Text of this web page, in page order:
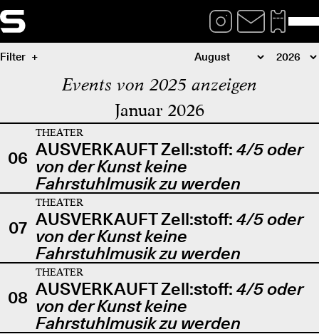
Filter
Events von 2025 anzeigen
Januar 2026
06
THEATER
AUSVERKAUFT Zell:stoff: 4/5 oder
von der Kunst keine
Fahrstuhlmusik zu werden
07
THEATER
AUSVERKAUFT Zell:stoff: 4/5 oder
von der Kunst keine
Fahrstuhlmusik zu werden
08
THEATER
AUSVERKAUFT Zell:stoff: 4/5 oder
von der Kunst keine
Fahrstuhlmusik zu werden